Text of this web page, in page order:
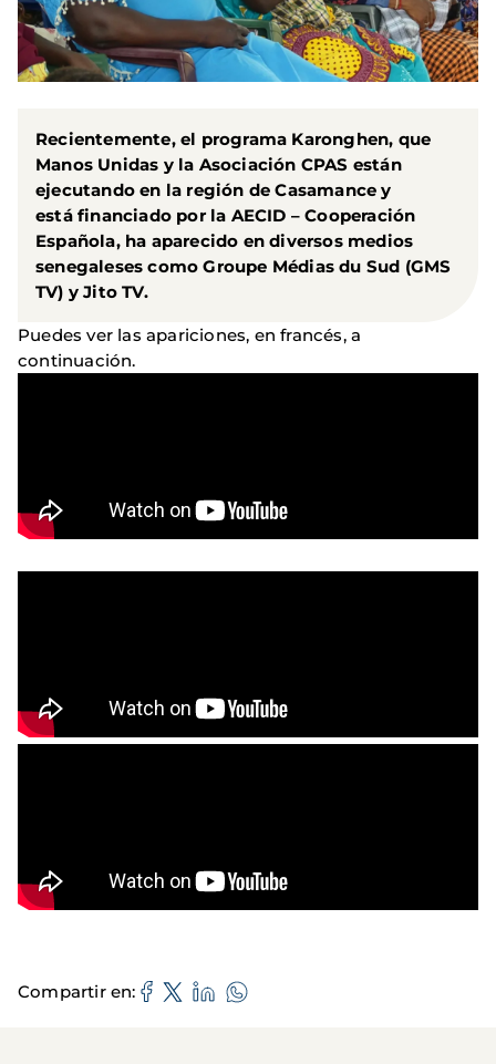
Recientemente, el programa Karonghen, que
Manos Unidas y la Asociación CPAS están
ejecutando en la región de Casamance y
está financiado por la AECID – Cooperación
Española, ha aparecido en diversos medios
senegaleses como Groupe Médias du Sud (GMS
TV) y Jito TV.
Puedes ver las apariciones, en francés, a
continuación.
Compartir en